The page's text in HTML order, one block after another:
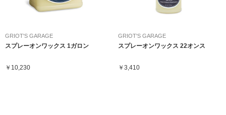
GRIOT'S GARAGE
スプレーオンワックス 1ガロン
￥10,230
GRIOT'S GARAGE
スプレーオンワックス 22オンス
￥3,410